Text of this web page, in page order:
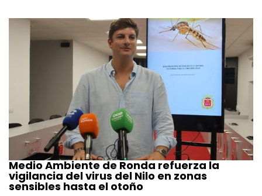
Medio Ambiente de Ronda refuerza la
vigilancia del virus del Nilo en zonas
sensibles hasta el otoño